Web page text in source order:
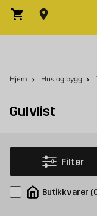
Varekurv
Hjem Hus og bygg
Gulvlist
Filter
Butikkvarer (